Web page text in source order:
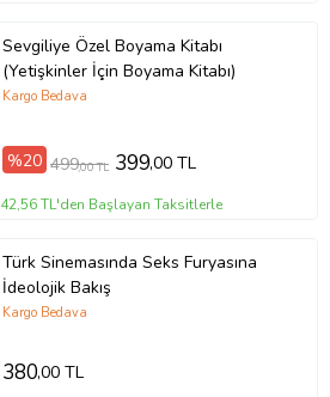
Sevgiliye Özel Boyama Kitabı
(Yetişkinler İçin Boyama Kitabı)
Kargo Bedava
%20 499,00 TL 399,00 TL
42,56 TL'den Başlayan Taksitlerle
Türk Sinemasında Seks Furyasına
İdeolojik Bakış
Kargo Bedava
380,00 TL